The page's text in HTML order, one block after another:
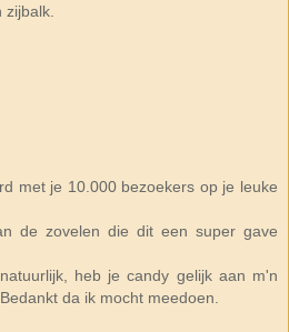
zijbalk.
met je 10.000 bezoekers op je leuke
de zovelen die dit een super gave
heb je candy gelijk aan m'n
da ik mocht meedoen.